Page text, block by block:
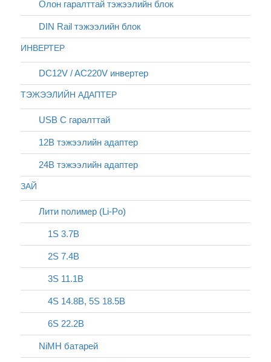
Олон гаралттай тэжээлийн блок
DIN Rail тэжээлийн блок
ИНВЕРТЕР
DC12V / AC220V инвертер
ТЭЖЭЭЛИЙН АДАПТЕР
USB C гаралттай
12В тэжээлийн адаптер
24В тэжээлийн адаптер
ЗАЙ
Лити полимер (Li-Po)
1S 3.7В
2S 7.4В
3S 11.1В
4S 14.8В, 5S 18.5В
6S 22.2В
NiMH батарей